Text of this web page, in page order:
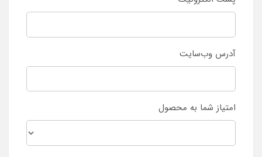
آدرس وب‌سایت
امتیاز شما به محصول